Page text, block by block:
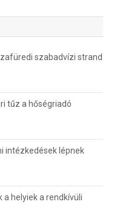
szabadvízi strand
tűz a hőségriadó
intézkedések lépnek
helyiek a rendkívüli